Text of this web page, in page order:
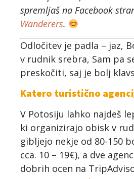
spremljaš na Facebook
Wanderers.
Odločitev je padla – jaz,
v rudnik srebra, Sam pa
preskočiti, saj je bolj
Katero turistično
V Potosiju lahko najdeš
ki organizirajo obisk v
gibljejo nekje od 80-150
cca. 10 – 19€), a dve
dobrih ocen na